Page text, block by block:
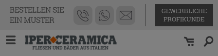
BESTELLEN SIE
EIN MUSTER
GEWERBLICHE
PROFIKUNDE